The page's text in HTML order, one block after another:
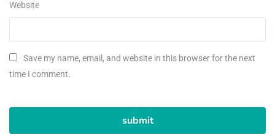
Website
Save my name, email, and website in this browser for the next
time I comment.